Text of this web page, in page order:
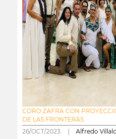
CORO ZAFRA CON
DE LAS FRONTERAS
26/OCT/2023 | Alfredo